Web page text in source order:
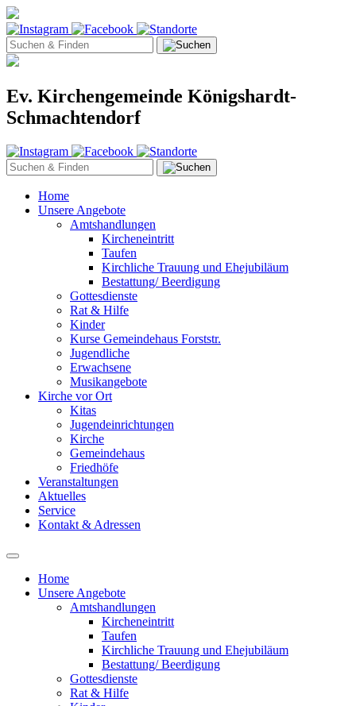
Ev. Kirchengemeinde Königshardt-
Schmachtendorf
Home
Unsere Angebote
Amtshandlungen
Kircheneintritt
Taufen
Kirchliche Trauung und Ehejubiläum
Bestattung/ Beerdigung
Gottesdienste
Rat & Hilfe
Kinder
Kurse Gemeindehaus Forststr.
Jugendliche
Erwachsene
Musikangebote
Kirche vor Ort
Kitas
Jugendeinrichtungen
Kirche
Gemeindehaus
Friedhöfe
Veranstaltungen
Aktuelles
Service
Kontakt & Adressen
Home
Unsere Angebote
Amtshandlungen
Kircheneintritt
Taufen
Kirchliche Trauung und Ehejubiläum
Bestattung/ Beerdigung
Gottesdienste
Rat & Hilfe